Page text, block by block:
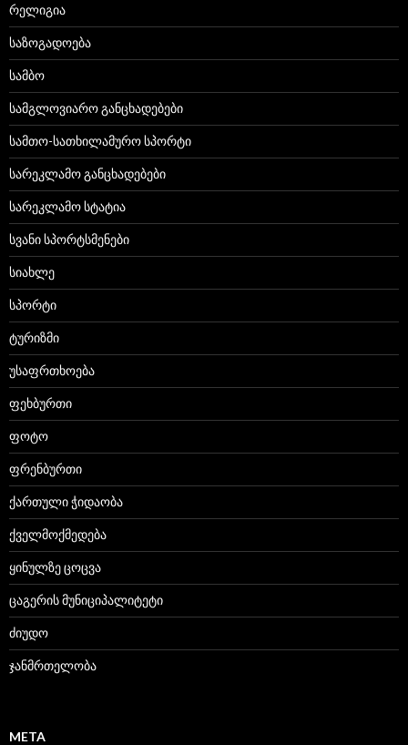
რელიგია
საზოგადოება
სამბო
სამგლოვიარო განცხადებები
სამთო-სათხილამურო სპორტი
სარეკლამო განცხადებები
სარეკლამო სტატია
სვანი სპორტსმენები
სიახლე
სპორტი
ტურიზმი
უსაფრთხოება
ფეხბურთი
ფოტო
ფრენბურთი
ქართული ჭიდაობა
ქველმოქმედება
ყინულზე ცოცვა
ცაგერის მუნიციპალიტეტი
ძიუდო
ჯანმრთელობა
META